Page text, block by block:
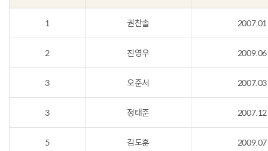
1 권찬솔 2007.01
2 진영우 2009.06
3 오준서 2007.03
3 정태준 2007.12
5 김도훈 2009.07